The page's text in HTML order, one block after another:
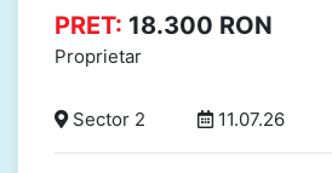
PRET: 18.300 RON
Proprietar
Sector 2 11.07.26